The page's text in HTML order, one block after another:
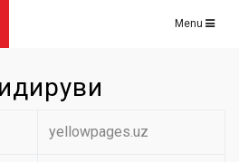
Menu
yellowpages.uz